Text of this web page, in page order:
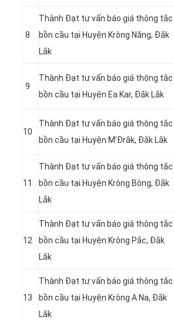
8
Thành Đạt tư vấn báo giá thông tắc
bồn cầu tại Huyện Krông Năng, Đắk
Lắk
9
Thành Đạt tư vấn báo giá thông tắc
bồn cầu tại Huyện Ea Kar, Đắk Lắk
10
Thành Đạt tư vấn báo giá thông tắc
bồn cầu tại Huyện M’Đrắk, Đắk Lắk
11
Thành Đạt tư vấn báo giá thông tắc
bồn cầu tại Huyện Krông Bông, Đắk
Lắk
12
Thành Đạt tư vấn báo giá thông tắc
bồn cầu tại Huyện Krông Pắc, Đắk
Lắk
13
Thành Đạt tư vấn báo giá thông tắc
bồn cầu tại Huyện Krông A Na, Đắk
Lắk